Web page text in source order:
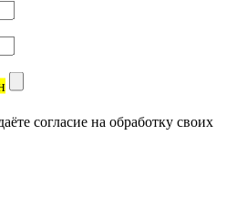
согласие на обработку своих